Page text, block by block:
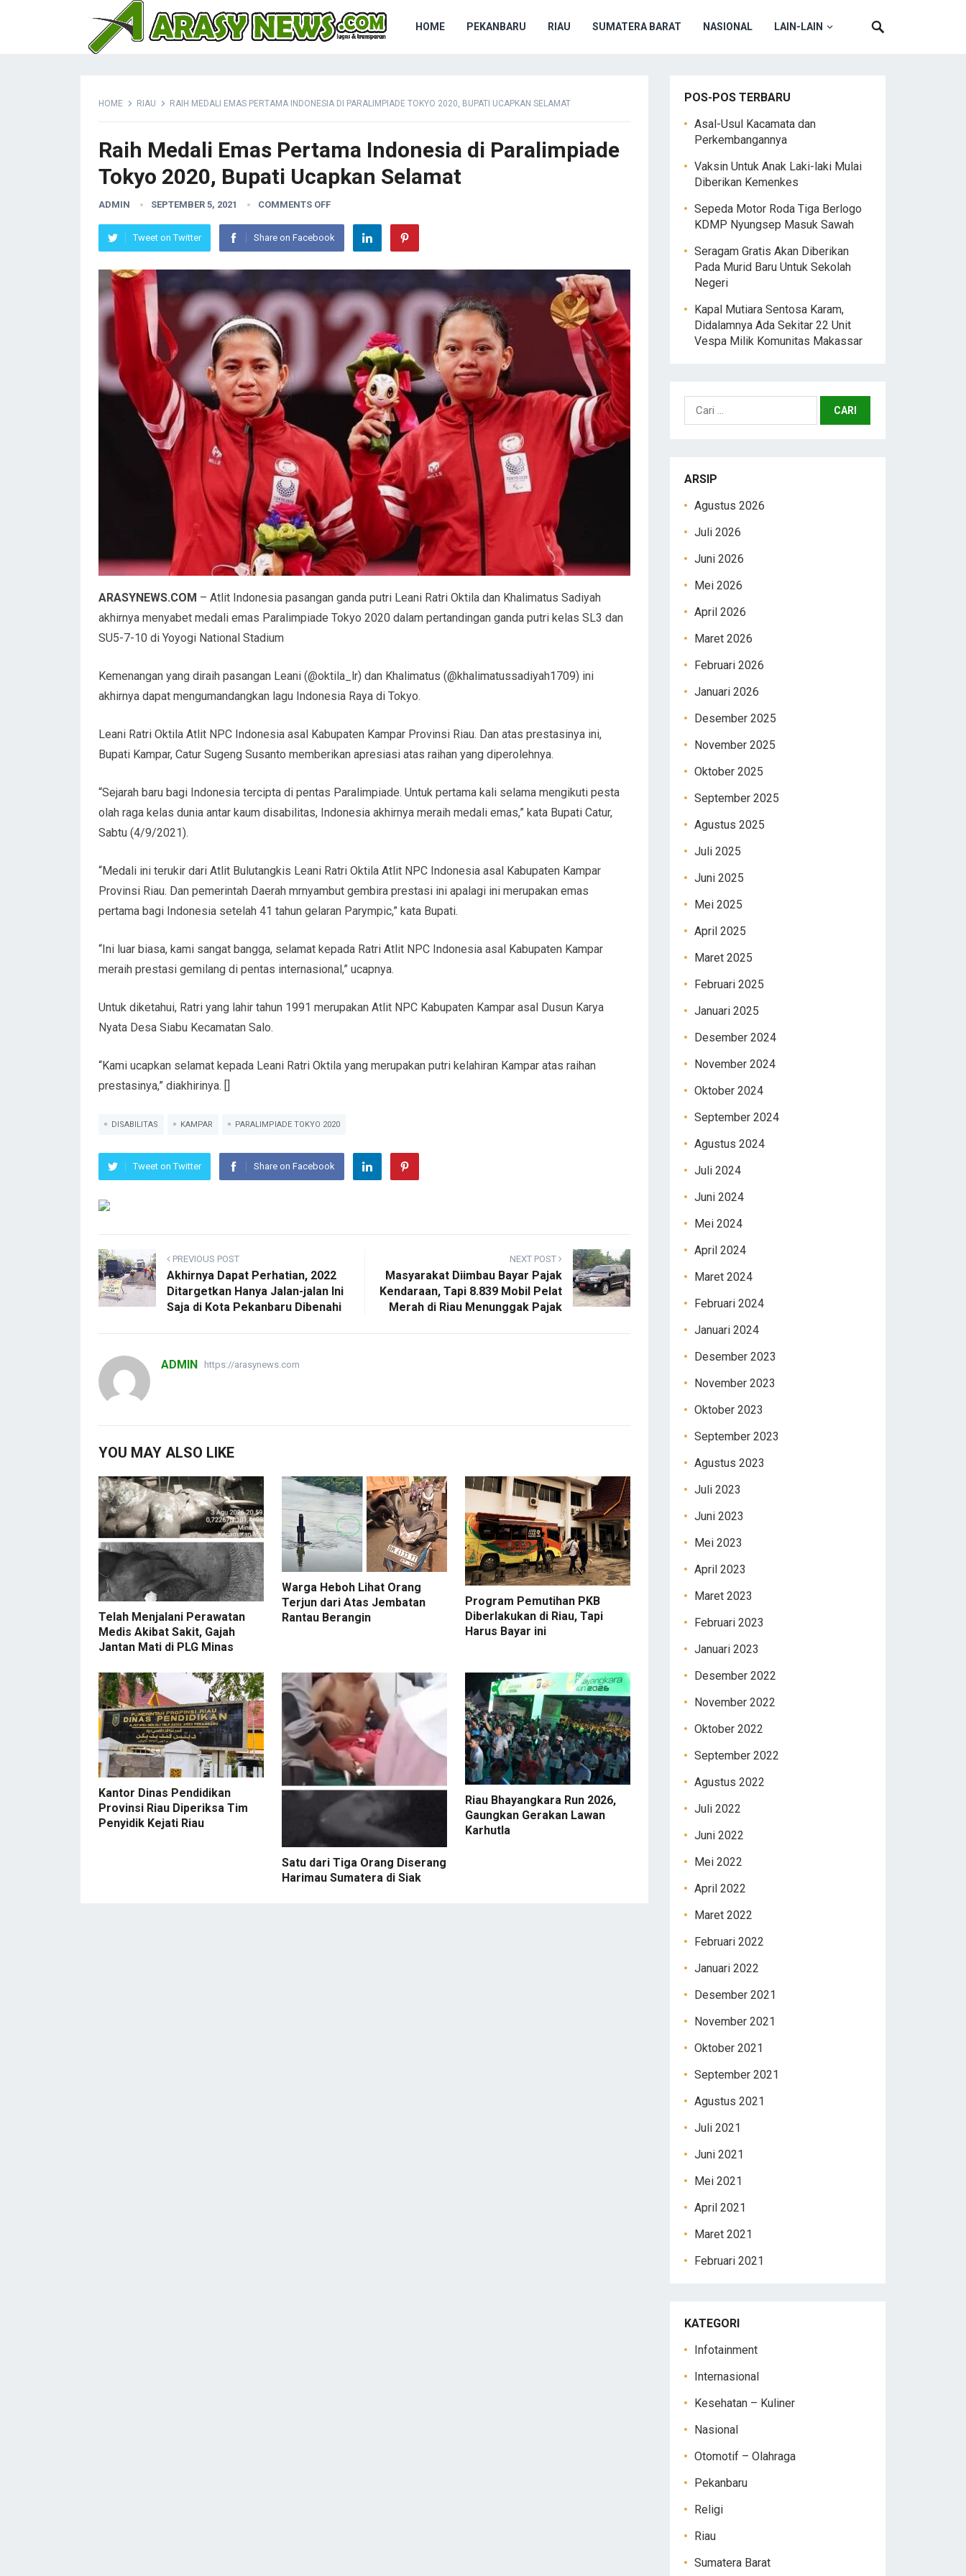
HOME PEKANBARU RIAU SUMATERA BARAT NASIONAL LAIN-LAIN
HOME RIAU RAIH MEDALI EMAS PERTAMA INDONESIA DI PARALIMPIADE TOKYO 2020, BUPATI UCAPKAN SELAMAT
Raih Medali Emas Pertama Indonesia di Paralimpiade
Tokyo 2020, Bupati Ucapkan Selamat
ADMIN SEPTEMBER 5, 2021 COMMENTS OFF
Tweet on Twitter Share on Facebook
ARASYNEWS.COM – Atlit Indonesia pasangan ganda putri Leani Ratri Oktila dan Khalimatus Sadiyah
akhirnya menyabet medali emas Paralimpiade Tokyo 2020 dalam pertandingan ganda putri kelas SL3 dan
SU5-7-10 di Yoyogi National Stadium
Kemenangan yang diraih pasangan Leani (@oktila_lr) dan Khalimatus (@khalimatussadiyah1709) ini
akhirnya dapat mengumandangkan lagu Indonesia Raya di Tokyo.
Leani Ratri Oktila Atlit NPC Indonesia asal Kabupaten Kampar Provinsi Riau. Dan atas prestasinya ini,
Bupati Kampar, Catur Sugeng Susanto memberikan apresiasi atas raihan yang diperolehnya.
“Sejarah baru bagi Indonesia tercipta di pentas Paralimpiade. Untuk pertama kali selama mengikuti pesta
olah raga kelas dunia antar kaum disabilitas, Indonesia akhirnya meraih medali emas,” kata Bupati Catur,
Sabtu (4/9/2021).
“Medali ini terukir dari Atlit Bulutangkis Leani Ratri Oktila Atlit NPC Indonesia asal Kabupaten Kampar
Provinsi Riau. Dan pemerintah Daerah mrnyambut gembira prestasi ini apalagi ini merupakan emas
pertama bagi Indonesia setelah 41 tahun gelaran Parympic,” kata Bupati.
“Ini luar biasa, kami sangat bangga, selamat kepada Ratri Atlit NPC Indonesia asal Kabupaten Kampar
meraih prestasi gemilang di pentas internasional,” ucapnya.
Untuk diketahui, Ratri yang lahir tahun 1991 merupakan Atlit NPC Kabupaten Kampar asal Dusun Karya
Nyata Desa Siabu Kecamatan Salo.
“Kami ucapkan selamat kepada Leani Ratri Oktila yang merupakan putri kelahiran Kampar atas raihan
prestasinya,” diakhirinya. []
DISABILITAS KAMPAR PARALIMPIADE TOKYO 2020
Tweet on Twitter Share on Facebook
PREVIOUS POST
Akhirnya Dapat Perhatian, 2022
Ditargetkan Hanya Jalan-jalan Ini
Saja di Kota Pekanbaru Dibenahi
NEXT POST
Masyarakat Diimbau Bayar Pajak
Kendaraan, Tapi 8.839 Mobil Pelat
Merah di Riau Menunggak Pajak
ADMIN https://arasynews.com
YOU MAY ALSO LIKE
Telah Menjalani Perawatan
Medis Akibat Sakit, Gajah
Jantan Mati di PLG Minas
Warga Heboh Lihat Orang
Terjun dari Atas Jembatan
Rantau Berangin
Program Pemutihan PKB
Diberlakukan di Riau, Tapi
Harus Bayar ini
Kantor Dinas Pendidikan
Provinsi Riau Diperiksa Tim
Penyidik Kejati Riau
Satu dari Tiga Orang Diserang
Harimau Sumatera di Siak
Riau Bhayangkara Run 2026,
Gaungkan Gerakan Lawan
Karhutla
POS-POS TERBARU
Asal-Usul Kacamata dan
Perkembangannya
Vaksin Untuk Anak Laki-laki Mulai
Diberikan Kemenkes
Sepeda Motor Roda Tiga Berlogo
KDMP Nyungsep Masuk Sawah
Seragam Gratis Akan Diberikan
Pada Murid Baru Untuk Sekolah
Negeri
Kapal Mutiara Sentosa Karam,
Didalamnya Ada Sekitar 22 Unit
Vespa Milik Komunitas Makassar
Cari
untuk:
ARSIP
Agustus 2026
Juli 2026
Juni 2026
Mei 2026
April 2026
Maret 2026
Februari 2026
Januari 2026
Desember 2025
November 2025
Oktober 2025
September 2025
Agustus 2025
Juli 2025
Juni 2025
Mei 2025
April 2025
Maret 2025
Februari 2025
Januari 2025
Desember 2024
November 2024
Oktober 2024
September 2024
Agustus 2024
Juli 2024
Juni 2024
Mei 2024
April 2024
Maret 2024
Februari 2024
Januari 2024
Desember 2023
November 2023
Oktober 2023
September 2023
Agustus 2023
Juli 2023
Juni 2023
Mei 2023
April 2023
Maret 2023
Februari 2023
Januari 2023
Desember 2022
November 2022
Oktober 2022
September 2022
Agustus 2022
Juli 2022
Juni 2022
Mei 2022
April 2022
Maret 2022
Februari 2022
Januari 2022
Desember 2021
November 2021
Oktober 2021
September 2021
Agustus 2021
Juli 2021
Juni 2021
Mei 2021
April 2021
Maret 2021
Februari 2021
KATEGORI
Infotainment
Internasional
Kesehatan – Kuliner
Nasional
Otomotif – Olahraga
Pekanbaru
Religi
Riau
Sumatera Barat